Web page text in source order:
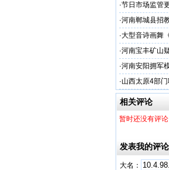
·节日市场监管
·河南郸城县招
·大型音诗画舞
·河南宝丰矿山
·河南安阳拥军
·山西太原4部
相关评论
暂时还没有评论
发表我的评论
大名：